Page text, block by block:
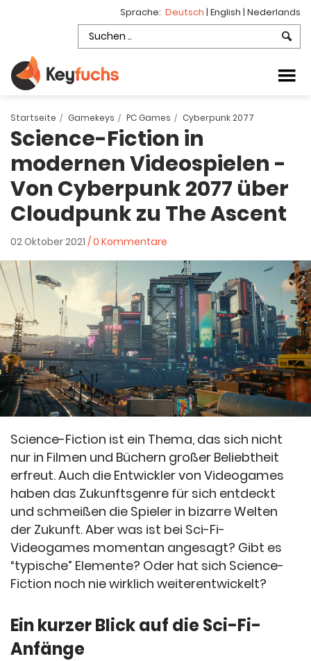
Sprache: Deutsch | English | Nederlands
Startseite Gamekeys PC Games Cyberpunk 2077
Science-Fiction in
modernen Videospielen -
Von Cyberpunk 2077 über
Cloudpunk zu The Ascent
02 Oktober 2021 / 0 Kommentare
Science-Fiction ist ein Thema, das sich nicht
nur in Filmen und Büchern großer Beliebtheit
erfreut. Auch die Entwickler von Videogames
haben das Zukunftsgenre für sich entdeckt
und schmeißen die Spieler in bizarre Welten
der Zukunft. Aber was ist bei Sci-Fi-
Videogames momentan angesagt? Gibt es
“typische” Elemente? Oder hat sich Science-
Fiction noch nie wirklich weiterentwickelt?
Ein kurzer Blick auf die Sci-Fi-
Anfänge